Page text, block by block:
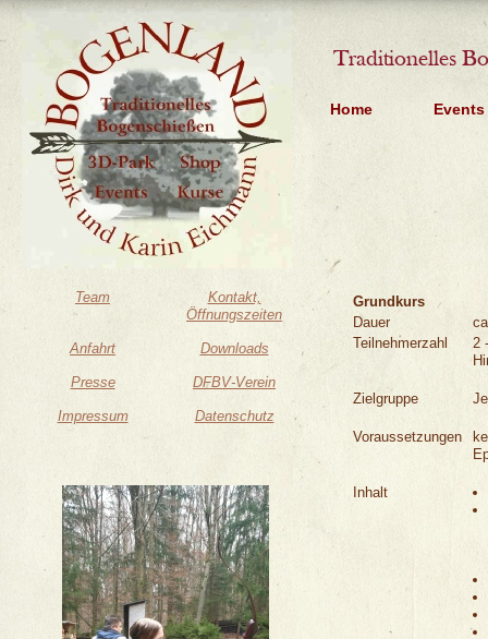
Traditionelles
Home Events
Team
Kontakt,
Öffnungszeiten
Anfahrt Downloads
Presse DFBV-Verein
Impressum Datenschutz
Grundkurs
Dauer
Teilnehmerzahl
2 -
Zielgruppe
Voraussetzungen
Inhalt